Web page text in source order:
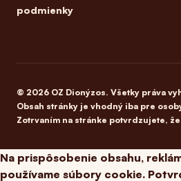
podmienky
© 2026 OZ Dionýzos. Všetky práva
Obsah stránky je vhodný iba pre
Zotrvaním na stránke potvrdzujete, že
Na prispôsobenie obsahu,
používame súbory cookie.